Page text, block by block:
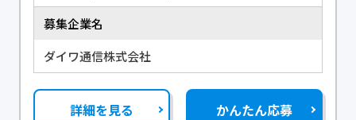
募集企業名
ダイワ通信株式会社
詳細を見る かんたん応募